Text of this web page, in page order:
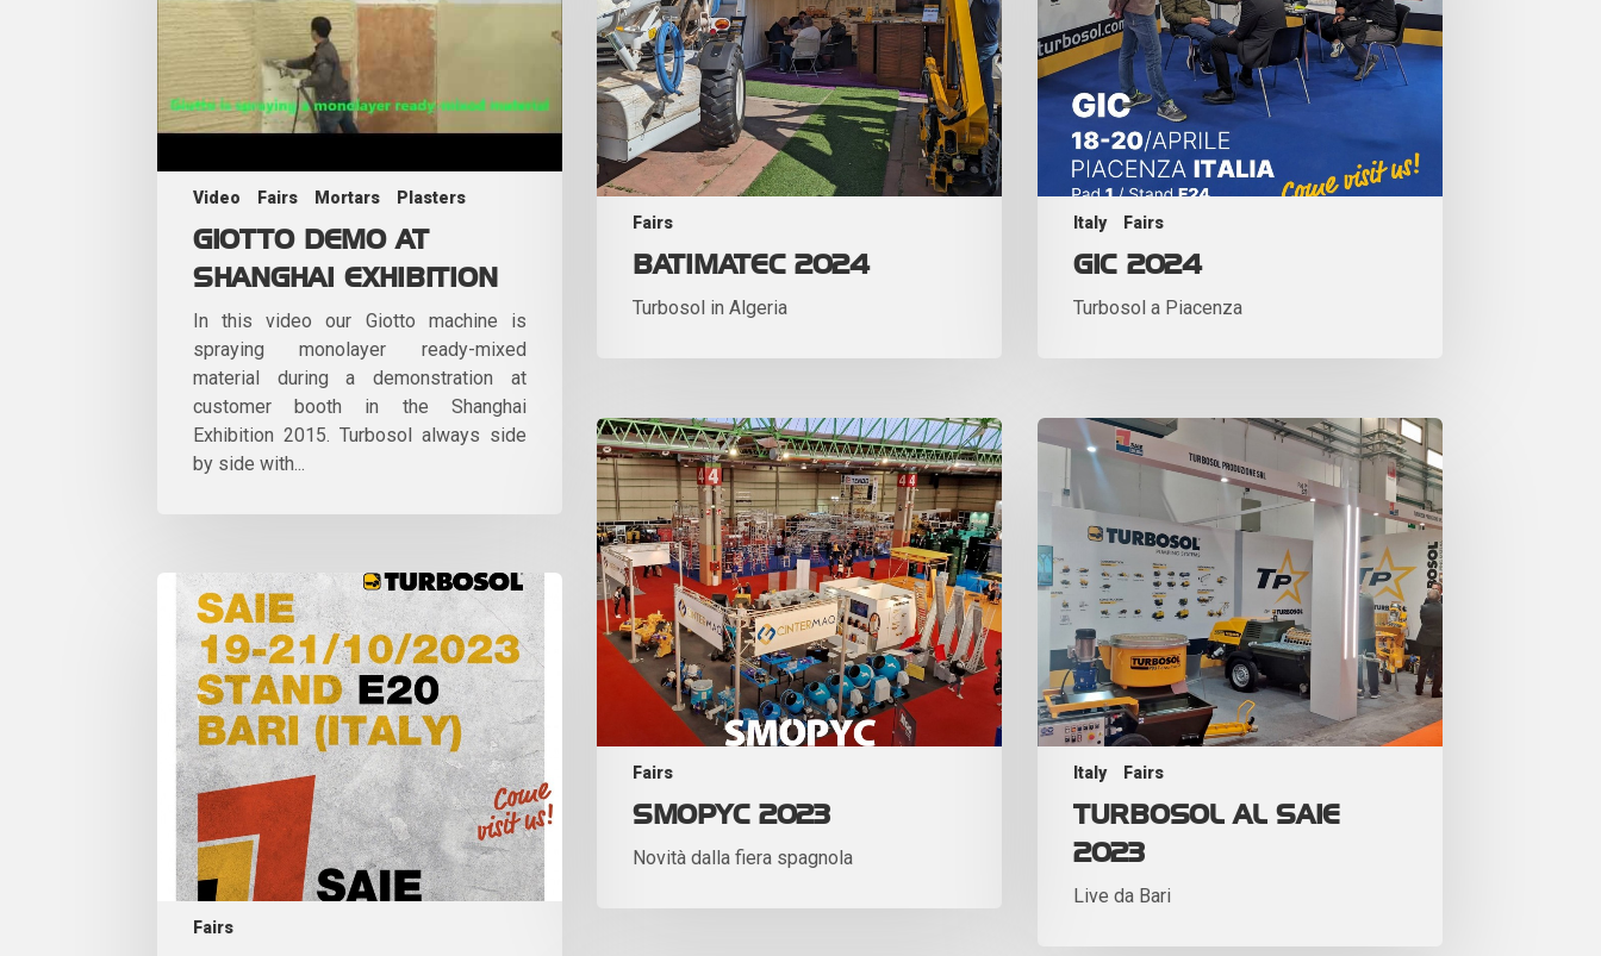
Video Fairs Mortars Plasters
GIOTTO DEMO AT
SHANGHAI EXHIBITION
In this video our Giotto machine is
spraying monolayer ready-mixed
material during a demonstration at
customer booth in the Shanghai
Exhibition 2015. Turbosol always side
by side with...
Fairs
BATIMATEC 2024
Turbosol in Algeria
Italy Fairs
GIC 2024
Turbosol a Piacenza
Fairs
SMOPYC 2023
Novità dalla fiera spagnola
Italy Fairs
TURBOSOL AL SAIE
2023
Live da Bari
Fairs